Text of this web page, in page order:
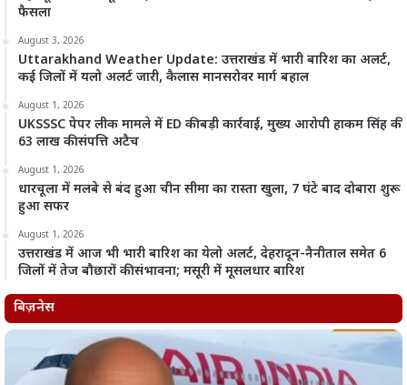
फैसला
August 3, 2026
Uttarakhand Weather Update: उत्तराखंड में भारी बारिश का अलर्ट,
कई जिलों में यलो अलर्ट जारी, कैलास मानसरोवर मार्ग बहाल
August 1, 2026
UKSSSC पेपर लीक मामले में ED की बड़ी कार्रवाई, मुख्य आरोपी हाकम सिंह की
63 लाख की संपत्ति अटैच
August 1, 2026
धारचूला में मलबे से बंद हुआ चीन सीमा का रास्ता खुला, 7 घंटे बाद दोबारा शुरू
हुआ सफर
August 1, 2026
उत्तराखंड में आज भी भारी बारिश का येलो अलर्ट, देहरादून-नैनीताल समेत 6
जिलों में तेज बौछारों की संभावना; मसूरी में मूसलधार बारिश
बिज़नेस